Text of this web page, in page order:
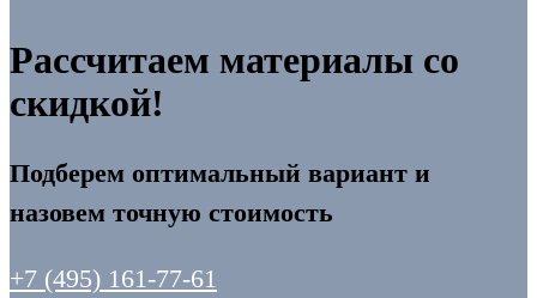
Рассчитаем материалы со
скидкой!
Подберем оптимальный вариант и
назовем точную стоимость
+7 (495) 161-77-61